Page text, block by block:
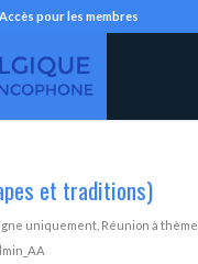
Accès pour les membres
et traditions)
uniquement, Réunion à thème